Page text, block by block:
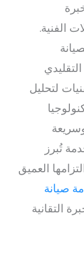
الفنية.
لتحليل
تُبرز
العميق
صيانة
التقانية